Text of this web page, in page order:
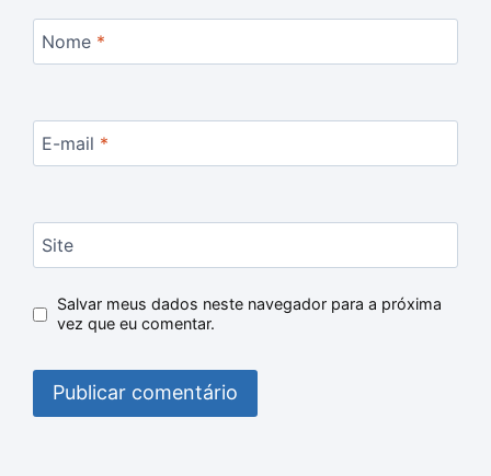
Nome *
E-mail *
Site
Salvar meus dados neste navegador para a próxima
vez que eu comentar.